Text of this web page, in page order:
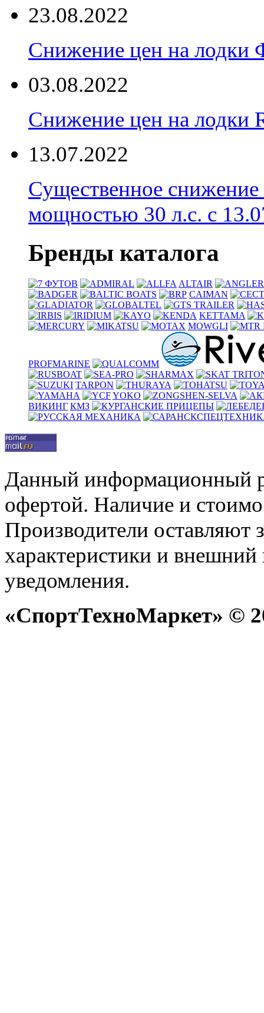
23.08.2022
Снижение цен на
03.08.2022
Снижение цен на лодки
13.07.2022
Существенное
мощностью 30 л.с. с
Бренды каталога
ALTAIR
CAIMAN
KETTAMA
MOWGLI
PROFMARINE
TARPON
YOKO
ВИКИНГ КМЗ
Данный информационный
офертой. Наличие и
Производители оставляют
характеристики и внешний
уведомления.
«СпортТехноМаркет» ©